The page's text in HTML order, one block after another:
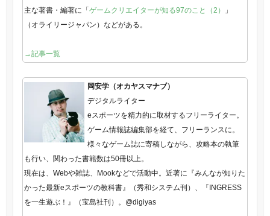
主な著書・編著に「ゲームクリエイターが知る97のこと（2）
」
（オライリージャパン）などがある。
→記事一覧
岡安学（オカヤスマナブ）
デジタルライター
eスポーツを精力的に取材するフリーライター。
ゲーム情報誌編集部を経て、フリーランスに。
様々なゲーム誌に寄稿しながら、攻略本の執筆
も行い、関わった書籍数は50冊以上。
現在は、Webや雑誌、Mookなどで活動中。近著に『みんなが知りた
かった最新eスポーツの教科書』（秀和システム刊）、『INGRESS
を一生遊ぶ！』（宝島社刊）。@digiyas